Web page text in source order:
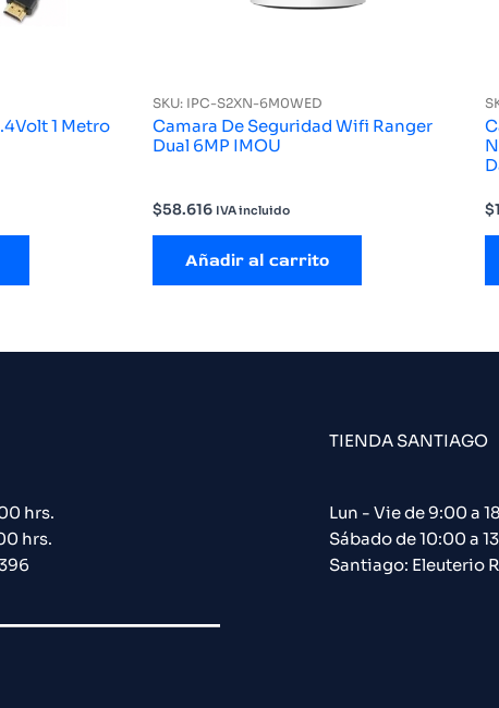
1 Metro
SKU: IPC-S2XN-6M0WED
Camara De Seguridad Wifi Ranger
Dual 6MP IMOU
$58.616 IVA incluido
Añadir al carrito
$
hrs.
hrs.
TIENDA SANTIAGO
Lun - Vie de 9:00 a
Sábado de 10:00 a
Santiago: Eleuterio